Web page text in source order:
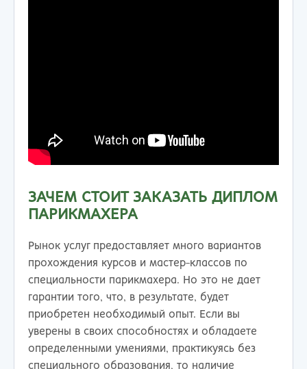
ЗАЧЕМ СТОИТ ЗАКАЗАТЬ ДИПЛОМ
ПАРИКМАХЕРА
Рынок услуг предоставляет много вариантов
прохождения курсов и мастер-классов по
специальности парикмахера. Но это не дает
гарантии того, что, в результате, будет
приобретен необходимый опыт. Если вы
уверены в своих способностях и обладаете
определенными умениями, практикуясь без
специального образования, то наличие